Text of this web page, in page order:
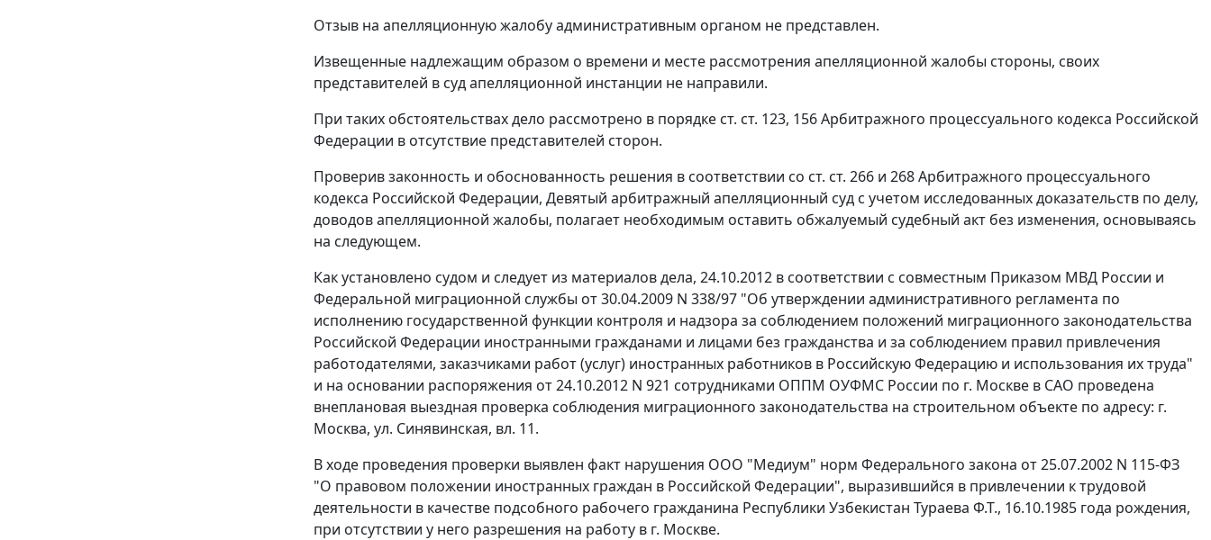
Отзыв на апелляционную жалобу административным органом не представлен.
Извещенные надлежащим образом о времени и месте рассмотрения апелляционной жалобы стороны, своих
представителей в суд апелляционной инстанции не направили.
При таких обстоятельствах дело рассмотрено в порядке ст. ст. 123, 156Арбитражного процессуального кодекса Российской
Федерации в отсутствие представителей сторон.
Проверив законность и обоснованность решения в соответствии со ст. ст. 266 и 268Арбитражного процессуального
кодекса Российской Федерации, Девятый арбитражный апелляционный суд с учетом исследованных доказательств по делу,
доводов апелляционной жалобы, полагает необходимым оставить обжалуемый судебный акт без изменения, основываясь
на следующем.
Как установлено судом и следует из материалов дела, 24.10.2012 в соответствии с совместным Приказом МВД России и
Федеральной миграционной службы от 30.04.2009 N 338/97 "Об утверждении административного регламента по
исполнению государственной функции контроля и надзора за соблюдением положений миграционного законодательства
Российской Федерации иностранными гражданами и лицами без гражданства и за соблюдением правил привлечения
работодателями, заказчиками работ (услуг) иностранных работников в Российскую Федерацию и использования их труда"
и на основании распоряжения от 24.10.2012 N 921 сотрудниками ОППМ ОУФМС России по г. Москве в САО проведена
внеплановая выездная проверка соблюдения миграционного законодательства на строительном объекте по адресу: г.
Москва, ул. Синявинская, вл. 11.
В ходе проведения проверки выявлен факт нарушения ООО "Медиум" норм Федерального закона от 25.07.2002 N 115-ФЗ
"О правовом положении иностранных граждан в Российской Федерации", выразившийся в привлечении к трудовой
деятельности в качестве подсобного рабочего гражданина Республики Узбекистан Тураева Ф.Т., 16.10.1985 года рождения,
при отсутствии у него разрешения на работу в г. Москве.